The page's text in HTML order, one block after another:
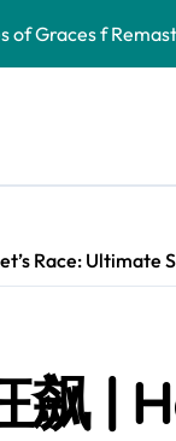
of Graces f
花 ENDER
Sport Series
之战 Star Wars
Achilles Legends
Race: Ultimate
飙 |